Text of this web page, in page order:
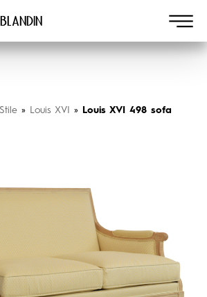
Stile » Louis XVI » Louis XVI 498 sofa